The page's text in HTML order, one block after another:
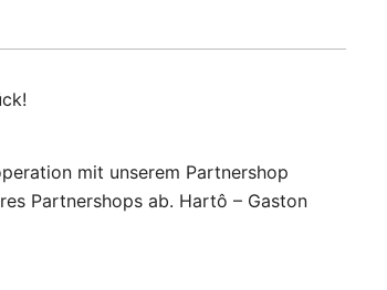
mit unserem Partnershop
Partnershops ab. Hartô – Gaston